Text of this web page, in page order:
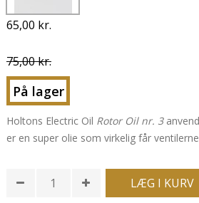
65,00 kr.
75,00 kr.
På lager
Holtons Electric Oil Rotor Oil nr. 3
er en super olie som virkelig får
LÆG I KURV